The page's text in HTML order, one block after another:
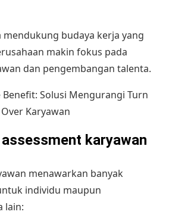
mendukung budaya kerja yang
makin fokus pada
dan pengembangan talenta.
Benefit: Solusi Mengurangi Turn
Over Karyawan
karyawan
menawarkan banyak
individu maupun
lain: